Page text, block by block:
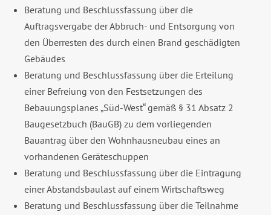
Beratung und Beschlussfassung über die
Auftragsvergabe der Abbruch- und Entsorgung von
den Überresten des durch einen Brand geschädigten
Gebäudes
Beratung und Beschlussfassung über die Erteilung
einer Befreiung von den Festsetzungen des
Bebauungsplanes „Süd-West“ gemäß § 31 Absatz 2
Baugesetzbuch (BauGB) zu dem vorliegenden
Bauantrag über den Wohnhausneubau eines an
vorhandenen Geräteschuppen
Beratung und Beschlussfassung über die Eintragung
einer Abstandsbaulast auf einem Wirtschaftsweg
Beratung und Beschlussfassung über die Teilnahme